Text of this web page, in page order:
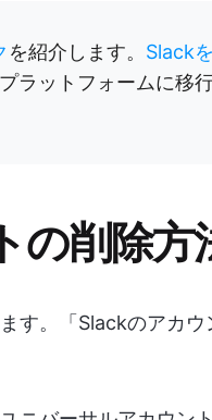
を紹介します。 Slackを
ラットフォームに移
の削除方
す。「Slackのアカ